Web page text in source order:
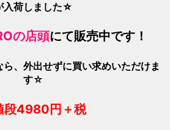
入荷しました☆
の店頭にて販売中です！
、外出せずに買い求めいただけま
す☆
段4980 円＋税